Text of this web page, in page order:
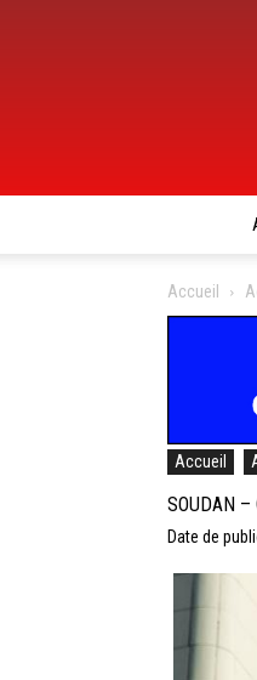
Accueil
Accueil
SOUDAN –
Date de